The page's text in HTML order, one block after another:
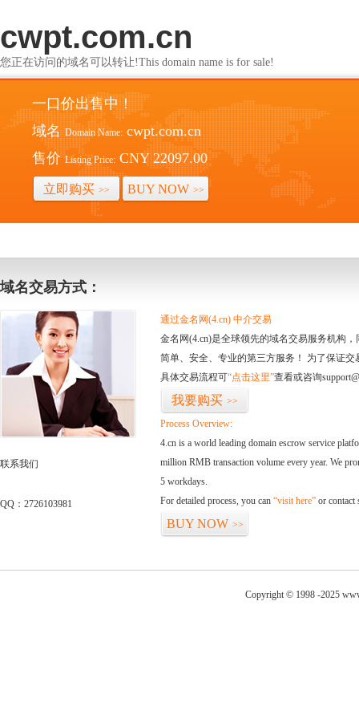
cwpt.com.cn
您正在访问的域名可以转让!This domain name is for sale!
一口价出售中！
域名 Domain Name: cwpt.com.cn
售价 Listing Price: CNY 22097.00
立即购买 >> BUY NOW >>
域名交易方式：
联系我们
QQ：2726103981
通过金名网(4.cn) 中介交易
金名网(4.cn)是全球领先的域名交易服务机构
简单、安全、专业的第三方服务！ 为了保证
具体交易流程可“点击这里”查看或咨询
我要购买 >>
Process Overview:
4.cn is a world leading domain escrow service
million RMB transaction volume every year. We
5 workdays.
For detailed process, you can “visit here” or contact
BUY NOW >>
Copyright © 1998 -2025